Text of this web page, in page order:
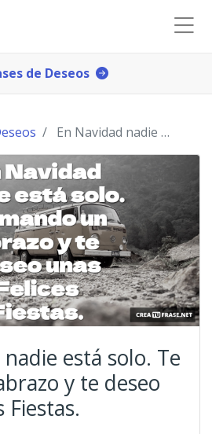
de Deseos
En Navidad nadie está solo. Te mando un abrazo y
está solo. Te
y te deseo
Fiestas.